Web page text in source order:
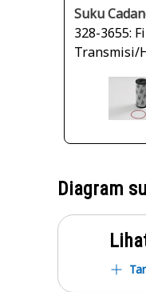
Suku
328-3655:
Transmisi/
Diagram